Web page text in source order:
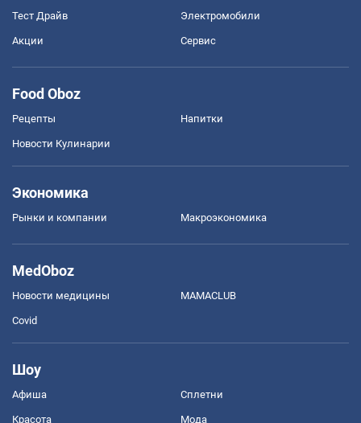
Тест Драйв Электромобили
Акции Сервис
Food Oboz
Рецепты Напитки
Новости Кулинарии
Экономика
Рынки и компании Mакроэкономика
MedOboz
Новости медицины MAMACLUB
Covid
Шоу
Афиша Сплетни
Красота Мода